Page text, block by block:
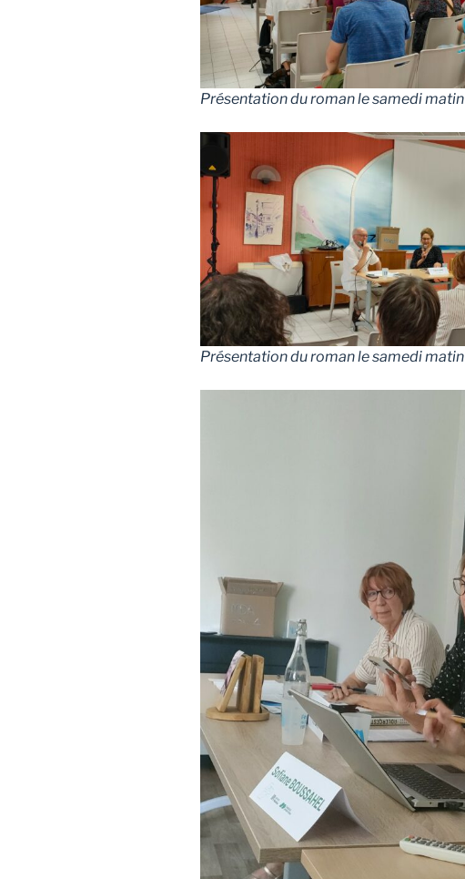
Présentation du roman le samedi matin
Présentation du roman le samedi matin